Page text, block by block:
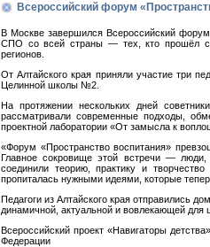
Всероссийский форум
В Москве завершился Всероссийский
СПО со всей страны — тех, кто прошёл
регионов.
От Алтайского края приняли участие три
Целинной школы №2.
На протяжении нескольких дней
рассматривали современные подходы,
проектной лаборатории «От замысла к
«Форум «Пространство воспитания»
Главное сокровище этой встречи — люди,
соединили теорию, практику и
пропиталась нужными идеями, которые
Педагоги из Алтайского края отправились
динамичной, актуальной и вовлекающей для
Всероссийский проект «Навигаторы
Федерации